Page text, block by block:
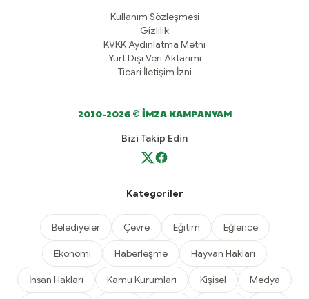
Kullanım Sözleşmesi
Gizlilik
KVKK Aydınlatma Metni
Yurt Dışı Veri Aktarımı
Ticari İletişim İzni
2010-2026 © İMZA KAMPANYAM
Bizi Takip Edin
Kategoriler
Belediyeler Çevre Eğitim Eğlence
Ekonomi Haberleşme Hayvan Hakları
İnsan Hakları Kamu Kurumları Kişisel Medya